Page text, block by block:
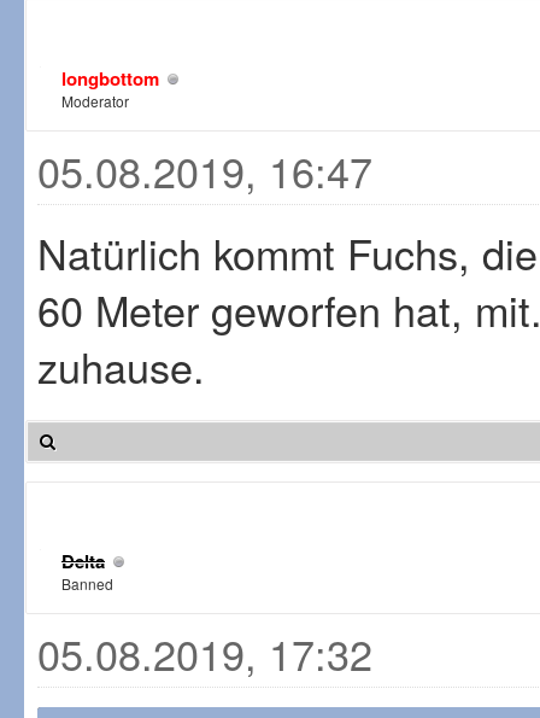
longbottom
Moderator
05.08.2019, 16:47
Natürlich kommt Fuchs,
60 Meter geworfen hat,
zuhause.
Delta
Banned
05.08.2019, 17:32